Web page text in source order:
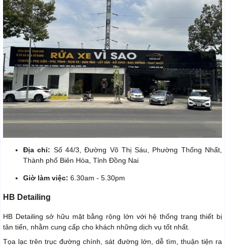
Địa chỉ: Số 44/3, Đường Võ Thị Sáu, Phường Thống Nhất,
Thành phố Biên Hòa, Tỉnh Đồng Nai
Giờ làm việc: 6.30am - 5.30pm
HB Detailing
HB Detailing sở hữu mặt bằng rộng lớn với hệ thống trang thiết bị
tân tiến, nhằm cung cấp cho khách những dịch vụ tốt nhất.
Tọa lạc trên trục đường chính, sát đường lớn, dễ tìm, thuận tiện ra